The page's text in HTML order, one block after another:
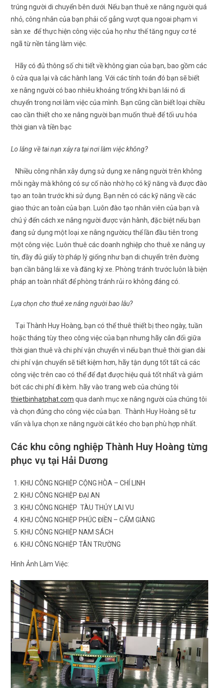
trúng người di chuyển bên dưới. Nếu bạn thuê xe nâng người quá
nhỏ, công nhân của bạn phải cố gẳng vượt qua ngoai phạm vi
sàn xe để thực hiện công việc của họ như thế tăng nguy cơ té
ngã từ nền tảng làm việc.
Hãy có đủ thông số chi tiết về không gian của bạn, bao gồm các
ô cửa qua lại và các hành lang. Với các tính toán đó bạn sẽ biết
xe nâng người có bao nhiêu khoảng trống khi bạn lái nó di
chuyển trong nơi làm việc của mình. Bạn cũng cần biết loại chiều
cao cần thiết cho xe nâng người bạn muốn thuê để tối ưu hóa
thời gian và tiền bạc
Lo lắng về tai nạn xảy ra tại nơi làm việc không?
Nhiều công nhân xây dựng sử dụng xe nâng người trên không
mỗi ngày mà không có sự cố nào nhờ họ có kỹ năng và được đào
tạo an toàn trước khi sử dụng. Bạn nên có các kỹ năng về các
giao thức an toàn của bạn. Luôn đào tạo nhân viên của bạn và
chú ý đến cách xe nâng người được vận hành, đặc biệt nếu bạn
đang sử dụng một loại xe nâng ngườicụ thể lần đầu tiên trong
một công việc. Luôn thuê các doanh nghiệp cho thuê xe nâng uy
tín, đầy đủ giấy tờ pháp lý giống như bạn di chuyển trên đường
bạn cần bằng lái xe và đăng ký xe. Phòng tránh trước luôn là biện
pháp an toàn nhất để phòng tránh rủi ro không đáng có.
Lựa chọn cho thuê xe nâng người bao lâu?
Tại Thành Huy Hoàng, bạn có thể thuê thiết bị theo ngày, tuần
hoặc tháng tùy theo công việc của bạn nhưng hãy cân đối giữa
thời gian thuê và chi phí vận chuyển vì nếu bạn thuê thời gian dài
chi phí vận chuyển sẽ tiết kiệm hơn, hãy tận dụng tốt tất cả các
công việc trên cao có thể để đạt được hiệu quả tốt nhất và giảm
bớt các chi phí đi kèm. hãy vào trang web của chúng tôi
thietbinhatphat.com qua danh mục xe nâng người của chúng tôi
và chọn đúng cho công việc của bạn. Thành Huy Hoàng sẽ tư
vấn và lựa chọn xe nâng người cắt kéo cho bạn phù hợp nhất.
Các khu công nghiệp Thành Huy Hoàng từng
phục vụ tại Hải Dương
KHU CÔNG NGHIỆP CỘNG HÒA – CHÍ LINH
KHU CÔNG NGHIỆP ĐẠI AN
KHU CÔNG NGHIỆP TÀU THỦY LAI VU
KHU CÔNG NGHIỆP PHÚC ĐIỀN – CẨM GIÀNG
KHU CÔNG NGHIỆP NAM SÁCH
KHU CÔNG NGHIỆP TÂN TRƯỜNG
Hình Ảnh Làm Việc: